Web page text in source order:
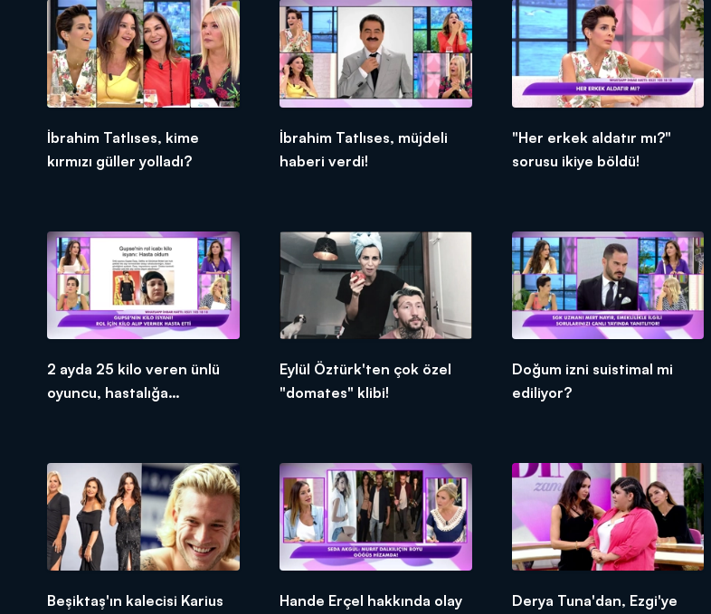
İbrahim Tatlıses, kime
kırmızı güller yolladı?
İbrahim Tatlıses, müjdeli
haberi verdi!
"Her erkek aldatır mı?"
sorusu ikiye böldü!
2 ayda 25 kilo veren ünlü
oyuncu, hastalığa
Eylül Öztürk'ten çok özel
"domates" klibi!
Doğum izni suistimal mi
ediliyor?
Beşiktaş'ın kalecisi Karius
Hande Erçel hakkında olay
Derya Tuna'dan, Ezgi'ye